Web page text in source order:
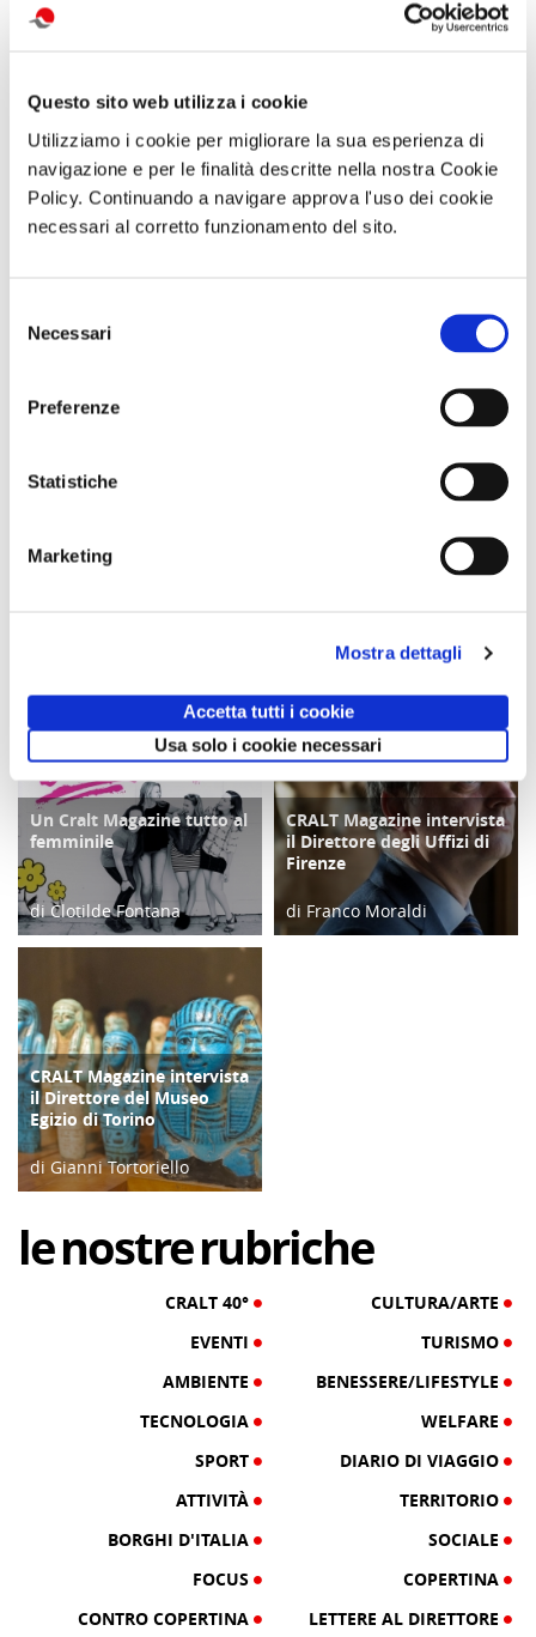
Questo sito web utilizza i cookie
Utilizziamo i cookie per migliorare la sua esperienza di
navigazione e per le finalità descritte nella nostra Cookie
Policy. Continuando a navigare approva l'uso dei cookie
necessari al corretto funzionamento del sito.
delNecessari
Preferenze
Statistiche
Marketing
Mostra dettagli
Accetta tutti i cookie
Usa solo i cookie necessari
Comunicato n. 23
Palermo, 30 Giugno
performance
MANNight UNA
MUSEO TRA
MUSICA E
PERFORMANCE
Settembre ore
Comunicato n. 99
Napoli, 05 Agosto
potrebbero interessarti
COPERTINA
Un Cralt Magazine tutto al
femminile
di Clotilde Fontana
28/02/23
COPERTINA
CRALT Magazine intervista
il Direttore degli Uffizi di
Firenze
di Franco Moraldi
COPERTINA
CRALT Magazine intervista
il Direttore del Museo
Egizio di Torino
di Gianni Tortoriello
lenostrerubriche
CRALT 40°
CULTURA/ARTE
EVENTI
TURISMO
AMBIENTE
BENESSERE/LIFESTYLE
TECNOLOGIA
WELFARE
SPORT
DIARIO DI VIAGGIO
ATTIVITÀ
TERRITORIO
BORGHI D'ITALIA
SOCIALE
FOCUS
COPERTINA
CONTRO COPERTINA
LETTERE AL DIRETTORE